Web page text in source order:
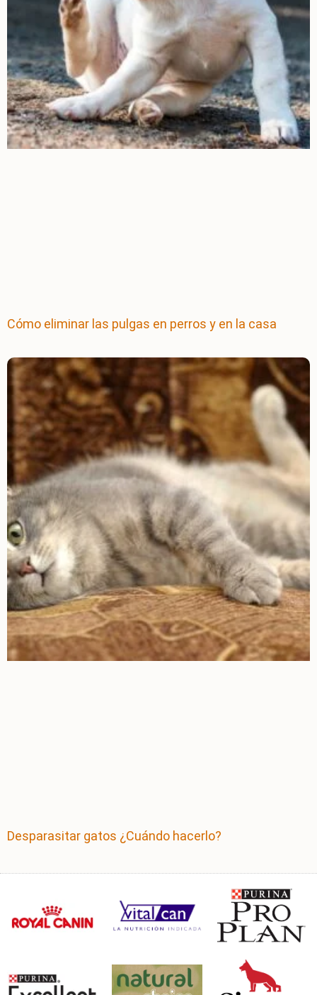
Cómo eliminar las pulgas en perros y en la casa
Desparasitar gatos ¿Cuándo hacerlo?